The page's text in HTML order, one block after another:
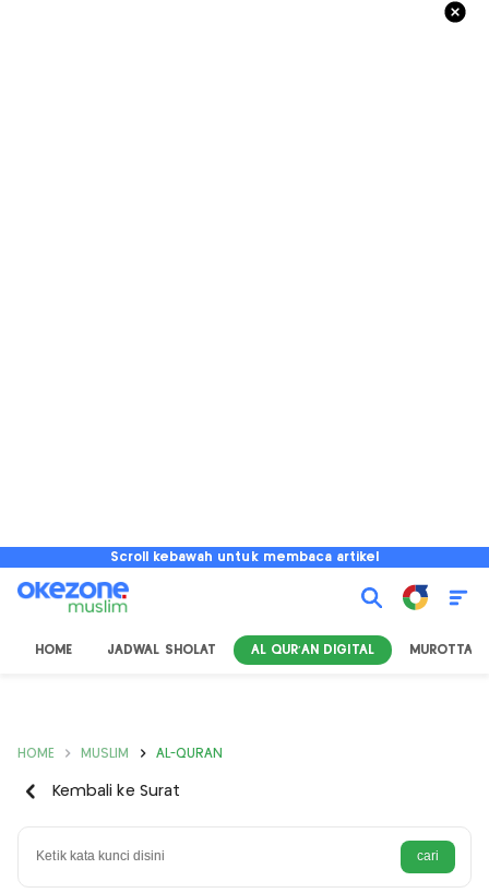
Scroll kebawah untuk membaca artikel
HOME JADWAL SHOLAT AL QUR'AN DIGITAL MUROTTAL
HOME MUSLIM AL-QURAN
Kembali ke Surat